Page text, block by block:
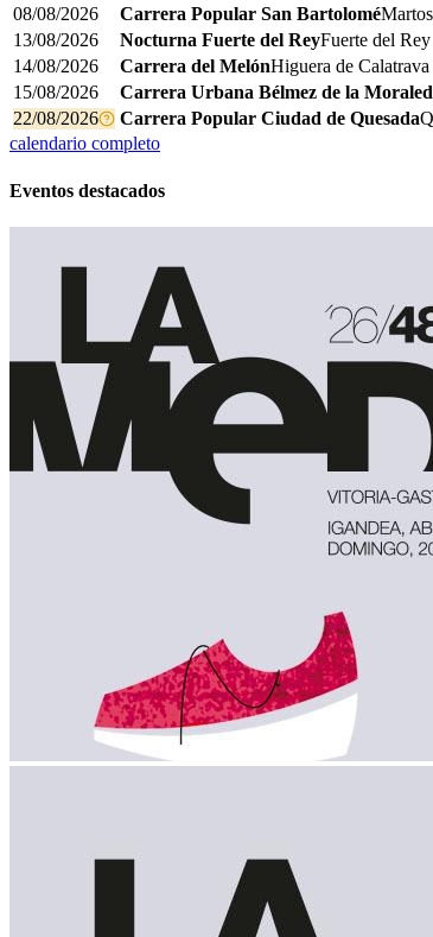
08/08/2026
Carrera Popular San BartoloméMartos
13/08/2026
Nocturna Fuerte del ReyFuerte del Rey
14/08/2026
Carrera del MelónHiguera de Calatrava
15/08/2026
Carrera Urbana Bélmez de la
22/08/2026
Carrera Popular Ciudad de Quesada
calendario completo
Eventos destacados